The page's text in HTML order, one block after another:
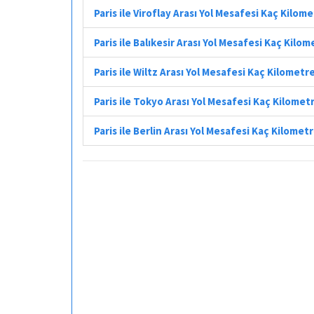
Paris ile Viroflay Arası Yol Mesafesi Kaç
Paris ile Balıkesir Arası Yol Mesafesi Kaç
Paris ile Wiltz Arası Yol Mesafesi Kaç
Paris ile Tokyo Arası Yol Mesafesi Kaç
Paris ile Berlin Arası Yol Mesafesi Kaç